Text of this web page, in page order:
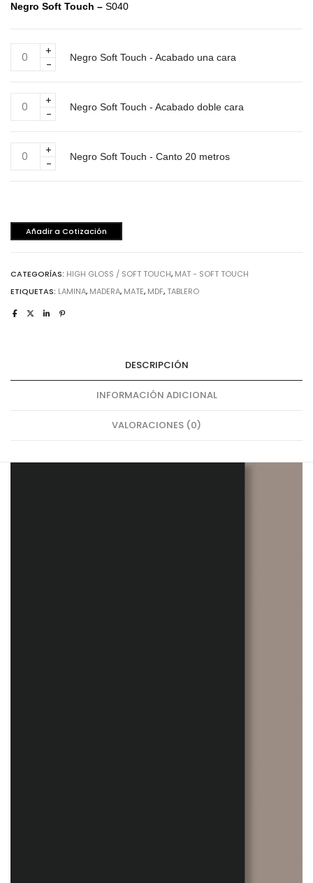
Negro Soft Touch – S040
Negro
Soft
Acabado
cantidad
Negro Soft Touch - Acabado una cara
Negro
Soft
Acabado
Negro Soft Touch - Acabado doble cara
Negro
Soft
20
metros
Negro Soft Touch - Canto 20 metros
Añadir a Cotización
CATEGORÍAS: HIGH GLOSS / SOFT TOUCH, MAT - SOFT TOUCH
ETIQUETAS: LAMINA, MADERA, MATE, MDF, TABLERO
DESCRIPCIÓN
INFORMACIÓN ADICIONAL
VALORACIONES (0)